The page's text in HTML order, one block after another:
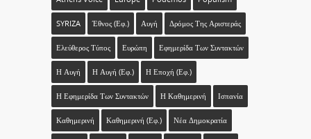
SYRIZA Έθνος (εφ.) Αυγή Δρόμος Της Αριστεράς
Ελεύθερος Τύπος Ευρώπη Εφημερίδα Των Συντακτών
Η Αυγή Η Αυγή (εφ.) Η Εποχή (εφ.)
Η Εφημερίδα Των Συντακτών Η Καθημερινή Ισπανία
Καθημερινή Καθημερινή (εφ.) Νέα Δημοκρατία